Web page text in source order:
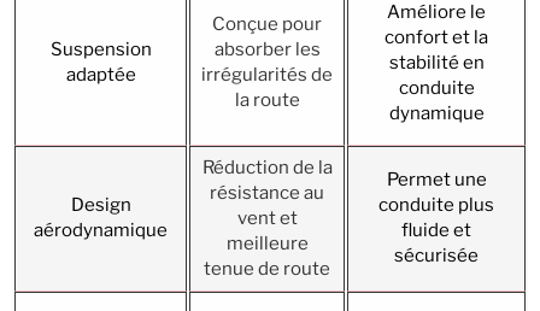
Suspension
adaptée
Conçue pour
absorber les
irrégularités de
la route
Améliore le
confort et la
stabilité en
conduite
dynamique
Design
aérodynamique
Réduction de la
résistance au
vent et
meilleure
tenue de route
Permet une
conduite plus
fluide et
sécurisée